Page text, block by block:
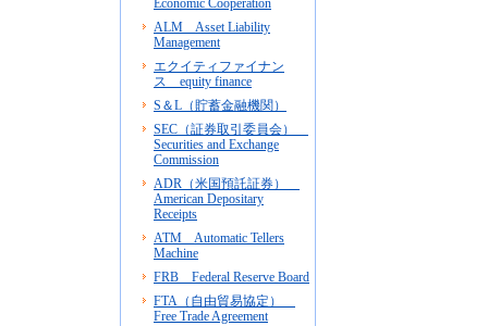
Economic Cooperation
ALM Asset Liability
Management
エクイティファイナン
ス equity finance
S＆L（貯蓄金融機関）
SEC（証券取引委員会）
Securities and Exchange
Commission
ADR（米国預託証券）
American Depositary
Receipts
ATM Automatic Tellers
Machine
FRB Federal Reserve Board
FTA（自由貿易協定）
Free Trade Agreement